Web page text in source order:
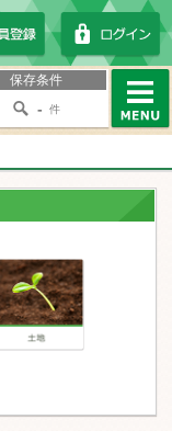
保存条件
- 件